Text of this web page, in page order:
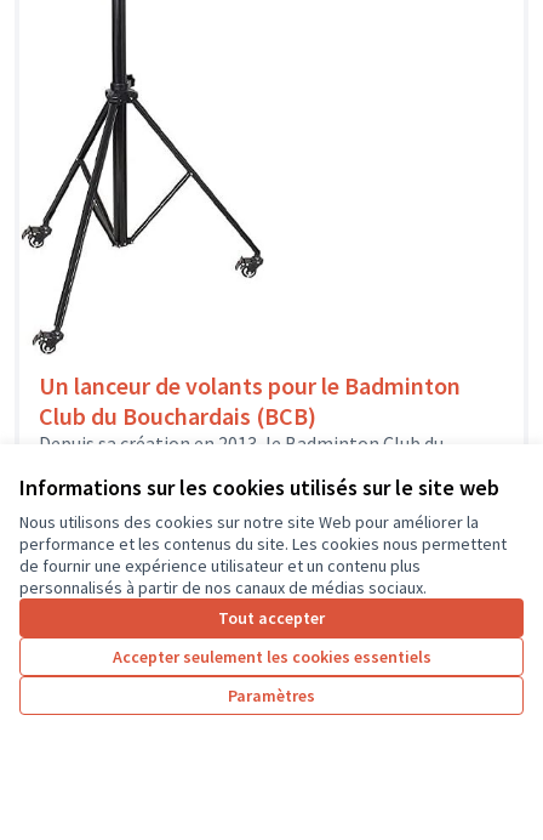
Informations sur les cookies utilisés sur le site web
Nous utilisons des cookies sur notre site Web pour améliorer la
performance et les contenus du site. Les cookies nous permettent
de fournir une expérience utilisateur et un contenu plus
personnalisés à partir de nos canaux de médias sociaux.
Tout accepter
Accepter seulement les cookies essentiels
Paramètres
Un lanceur de volants pour le Badminton
Club du Bouchardais (BCB)
Depuis sa création en 2013, le Badminton Club du
Badminton et propose...
Sport L'île-Bouchard
Résultats par page : 50
1 2 3 4